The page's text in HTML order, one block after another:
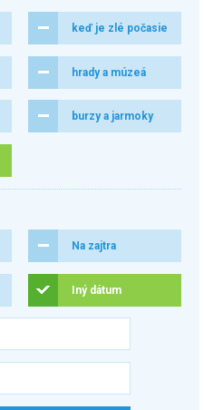
keď je zlé počasie
hrady a múzeá
burzy a jarmoky
Na zajtra
Iný dátum